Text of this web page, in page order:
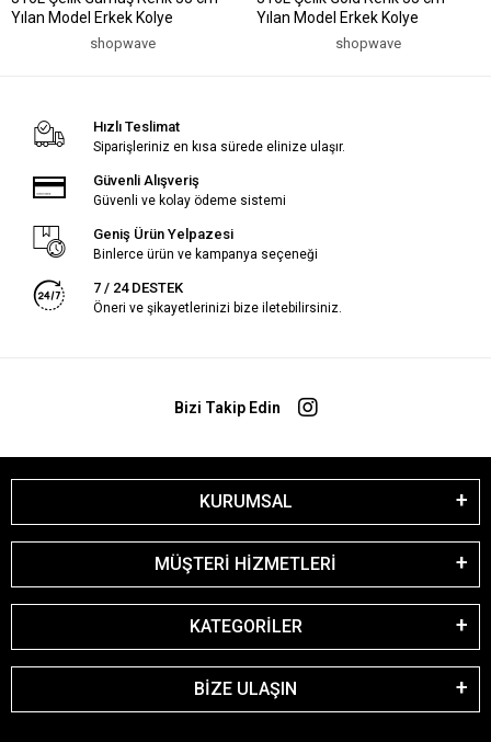
Yılan Model Erkek Kolye
shopwave
Yılan Model Erkek Kolye
shopwave
Hızlı Teslimat
Siparişleriniz en kısa sürede elinize ulaşır.
Güvenli Alışveriş
Güvenli ve kolay ödeme sistemi
Geniş Ürün Yelpazesi
Binlerce ürün ve kampanya seçeneği
7 / 24 DESTEK
Öneri ve şikayetlerinizi bize iletebilirsiniz.
Bizi Takip Edin
KURUMSAL
MÜŞTERİ HİZMETLERİ
KATEGORİLER
BİZE ULAŞIN